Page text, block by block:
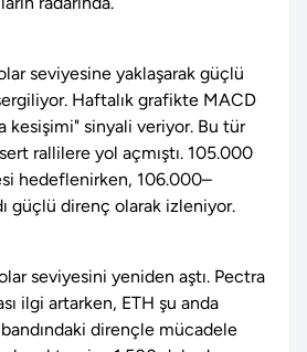
seviyesine yaklaşarak güçlü
Haftalık grafikte MACD
kesişimi" sinyali veriyor. Bu tür
rallilere yol açmıştı. 105.000
hedeflenirken, 106.000–
güçlü direnç olarak izleniyor.
seviyesini yeniden aştı. Pectra
ilgi artarken, ETH şu anda
dirençle mücadele